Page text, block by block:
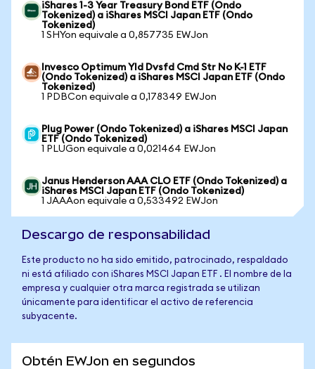
iShares 1-3 Year Treasury Bond ETF (Ondo
Tokenized) a iShares MSCI Japan ETF (Ondo
Tokenized)
1 SHYon equivale a 0,857735 EWJon
Invesco Optimum Yld Dvsfd Cmd Str No K-1 ETF
(Ondo Tokenized) a iShares MSCI Japan ETF (Ondo
Tokenized)
1 PDBCon equivale a 0,178349 EWJon
Plug Power (Ondo Tokenized) a iShares MSCI Japan
ETF (Ondo Tokenized)
1 PLUGon equivale a 0,021464 EWJon
Janus Henderson AAA CLO ETF (Ondo Tokenized) a
iShares MSCI Japan ETF (Ondo Tokenized)
1 JAAAon equivale a 0,533492 EWJon
Descargo de responsabilidad
Este producto no ha sido emitido, patrocinado, respaldado
ni está afiliado con iShares MSCI Japan ETF . El nombre de la
empresa y cualquier otra marca registrada se utilizan
únicamente para identificar el activo de referencia
subyacente.
Obtén EWJon en segundos